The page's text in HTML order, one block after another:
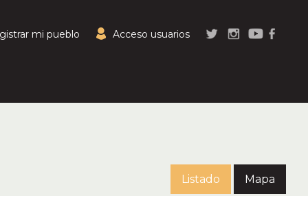
mi pueblo Acceso usuarios
Listado Mapa